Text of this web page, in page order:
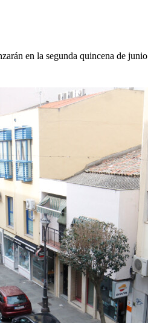
en la segunda quincena de junio